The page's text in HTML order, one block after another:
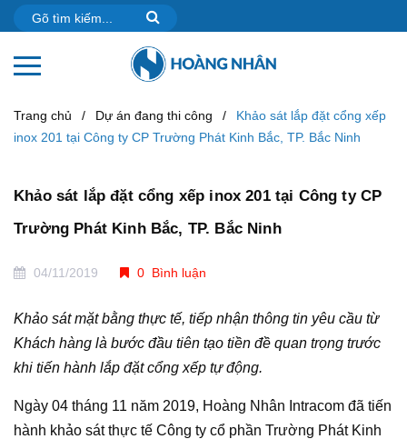
Trang chủ / Dự án đang thi công /
Khảo sát lắp đặt cổng xếp
inox 201 tại Công ty CP Trường Phát Kinh Bắc, TP. Bắc Ninh
Khảo sát lắp đặt cổng xếp inox 201 tại Công ty CP
Trường Phát Kinh Bắc, TP. Bắc Ninh
04/11/2019 0 Bình luận
Khảo sát mặt bằng thực tế, tiếp nhận thông tin yêu cầu từ
Khách hàng là bước đầu tiên tạo tiền đề quan trọng trước
khi tiến hành lắp đặt cổng xếp tự động.
Ngày 04 tháng 11 năm 2019, Hoàng Nhân Intracom đã tiến
hành khảo sát thực tế Công ty cổ phần Trường Phát Kinh